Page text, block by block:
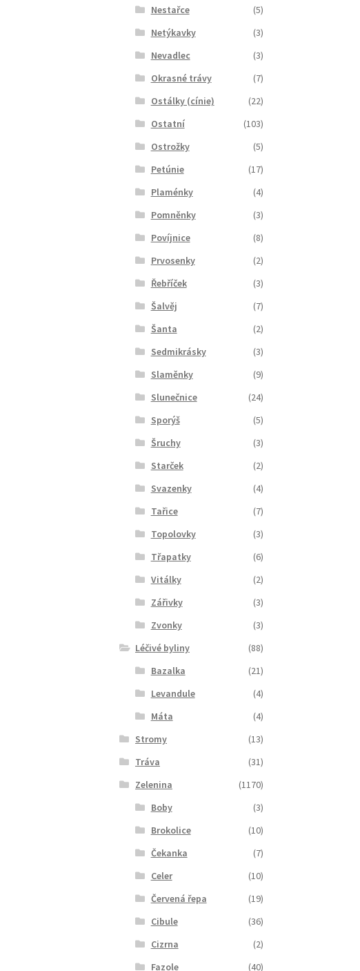
Nestařce
(5)
Netýkavky
(3)
Nevadlec
(3)
Okrasné trávy
(7)
Ostálky (cínie)
(22)
Ostatní
(103)
Ostrožky
(5)
Petúnie
(17)
Plaménky
(4)
Pomněnky
(3)
Povíjnice
(8)
Prvosenky
(2)
Řebříček
(3)
Šalvěj
(7)
Šanta
(2)
Sedmikrásky
(3)
Slaměnky
(9)
Slunečnice
(24)
Sporýš
(5)
Šruchy
(3)
Starček
(2)
Svazenky
(4)
Tařice
(7)
Topolovky
(3)
Třapatky
(6)
Vitálky
(2)
Zářivky
(3)
Zvonky
(3)
Léčivé byliny
(88)
Bazalka
(21)
Levandule
(4)
Máta
(4)
Stromy
(13)
Tráva
(31)
Zelenina
(1170)
Boby
(3)
Brokolice
(10)
Čekanka
(7)
Celer
(10)
Červená řepa
(19)
Cibule
(36)
Cizrna
(2)
Fazole
(40)